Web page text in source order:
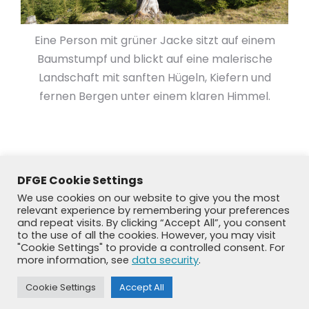
Eine Person mit grüner Jacke sitzt auf einem
Baumstumpf und blickt auf eine malerische
Landschaft mit sanften Hügeln, Kiefern und
fernen Bergen unter einem klaren Himmel.
Previously used menu 1
+49 8192 99 7 33-20
DFGE Cookie Settings
We use cookies on our website to give you the most
relevant experience by remembering your preferences
and repeat visits. By clicking “Accept All”, you consent
to the use of all the cookies. However, you may visit
"Cookie Settings" to provide a controlled consent. For
more information, see data security.
Cookie Settings Accept All